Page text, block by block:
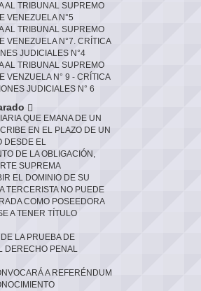
AL TRIBUNAL SUPREMO
VENEZUELA N°5
AL TRIBUNAL SUPREMO
VENEZUELA N°7. CRÍTICA
JUDICIALES N°4
AL TRIBUNAL SUPREMO
VENZUELA N° 9 - CRÍTICA
JUDICIALES N° 6
QUE EMANA DE UN
EN EL PLAZO DE UN
DESDE EL
DE LA OBLIGACIÓN,
SUPREMA
EL DOMINIO DE SU
TERCERISTA NO PUEDE
COMO POSEEDORA
A TENER TÍTULO
LA PRUEBA DE
DERECHO PENAL
A REFERÉNDUM